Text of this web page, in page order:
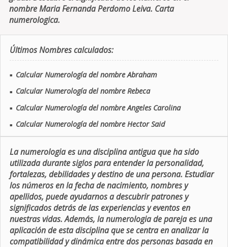
nombre Maria Fernanda Perdomo Leiva. Carta
numerologica.
Últimos Nombres calculados:
■ Calcular Numerología del nombre Abraham
■ Calcular Numerología del nombre Rebeca
■ Calcular Numerología del nombre Angeles Carolina
■ Calcular Numerología del nombre Hector Said
La numerologia es una disciplina antigua que ha sido
utilizada durante siglos para entender la personalidad,
fortalezas, debilidades y destino de una persona. Estudiar
los números en la fecha de nacimiento, nombres y
apellidos, puede ayudarnos a descubrir patrones y
significados detrás de las experiencias y eventos en
nuestras vidas. Además, la numerologia de pareja es una
aplicación de esta disciplina que se centra en analizar la
compatibilidad y dinámica entre dos personas basada en